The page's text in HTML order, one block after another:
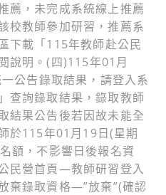
薦，未完成系統線上推薦
校教師參加研習，推薦系
下載「115年教師赴公民
說明。(四)115年01月
公告錄取結果，請登入系
查詢錄取結果，錄取教師
結果公告後若因故未能全
於115年01月19日(星期
額，不影響日後報名資
民營首頁—教師研習登入
錄取資格—”放棄”(確認